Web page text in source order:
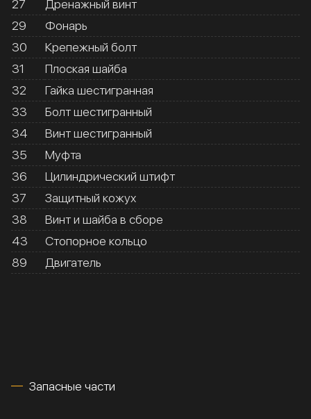
27
Дренажный винт
29
Фонарь
30
Крепежный болт
31
Плоская шайба
32
Гайка шестигранная
33
Болт шестигранный
34
Винт шестигранный
35
Муфта
36
Цилиндрический штифт
37
Защитный кожух
38
Винт и шайба в сборе
43
Стопорное кольцо
89
Двигатель
Запасные части